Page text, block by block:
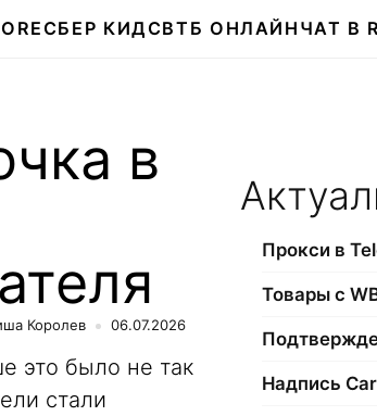
СБЕР КИДСВТБ ОНЛАЙН ЧАТ В
в
Королев 06.07.2026
это было не так
стали
Прокси в
Товары с
Надпись